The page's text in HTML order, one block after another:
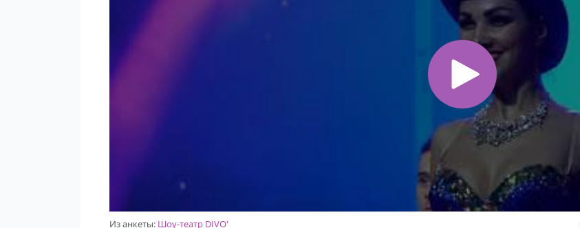
Из анкеты: Шоу-театр DIVO'